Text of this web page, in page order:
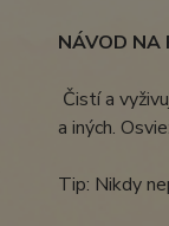
NÁVOD NA
Čistí a
a iných.
Tip: Nikdy